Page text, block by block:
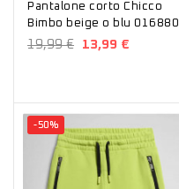
Pantalone corto Chicco
Bimbo beige o blu 016880
19,99 € 13,99 €
-50%